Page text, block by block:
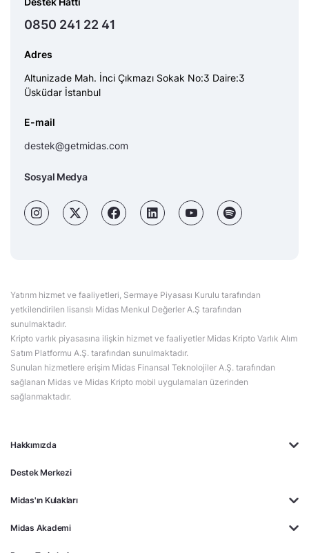
Hakkımızda
Destek Merkezi
Midas'ın Kulakları
Midas Akademi
0850 241 22 41
Adres
Altunizade Mah. İnci Çıkmazı Sokak No:3 Daire:3
Üsküdar İstanbul
E-mail
destek@getmidas.com
Sosyal Medya
Yatırım hizmet ve faaliyetleri, Sermaye Piyasası Kurulu tarafından
yetkilendirilen lisanslı Midas Menkul Değerler A.Ş tarafından
sunulmaktadır.
Kripto varlık piyasasına ilişkin hizmet ve faaliyetler Midas Kripto Varlık Alım
Satım Platformu A.Ş. tarafından sunulmaktadır.
Sunulan hizmetlere erişim Midas Finansal Teknolojiler A.Ş. tarafından
sağlanan Midas ve Midas Kripto mobil uygulamaları üzerinden
sağlanmaktadır.